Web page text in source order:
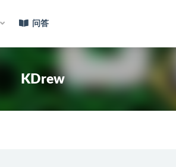
问答
KDrew